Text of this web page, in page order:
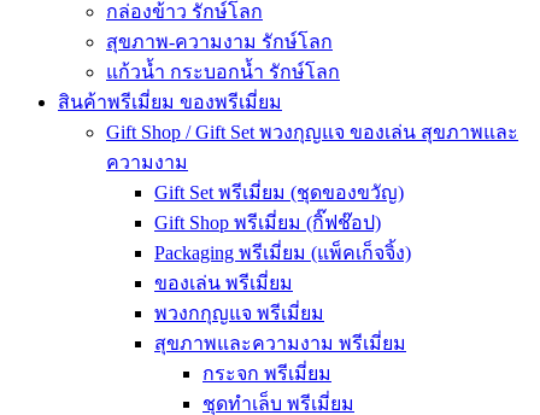
กล่องข้าว รักษ์โลก
สุขภาพ-ความงาม รักษ์โลก
แก้วน้ำ กระบอกน้ำ รักษ์โลก
สินค้าพรีเมี่ยม ของพรีเมี่ยม
Gift Shop / Gift Set พวงกุญแจ ของเล่น สุขภาพและ
ความงาม
Gift Set พรีเมี่ยม (ชุดของขวัญ)
Gift Shop พรีเมี่ยม (กิ๊ฟช๊อป)
Packaging พรีเมี่ยม (แพ็คเก็จจิ้ง)
ของเล่น พรีเมี่ยม
พวงกกุญแจ พรีเมี่ยม
สุขภาพและความงาม พรีเมี่ยม
กระจก พรีเมี่ยม
ชุดทำเล็บ พรีเมี่ยม